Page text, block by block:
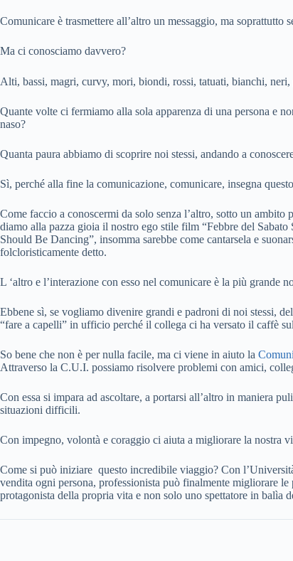
Comunicare è trasmettere all’altro un messaggio, ma soprattutto
Ma ci conosciamo davvero?
Alti, bassi, magri, curvy, mori, biondi, rossi, tatuati, bianchi,
Quante volte ci fermiamo alla sola apparenza di una persona e
naso?
Quanta paura abbiamo di scoprire noi stessi, andando a
Sì, perché alla fine la comunicazione, comunicare, insegna
Come faccio a conoscermi da solo senza l’altro, sotto un ambito
diamo alla pazza gioia il nostro ego stile film “Febbre del Sabato
Should Be Dancing”, insomma sarebbe come cantarsela e
folcloristicamente detto.
L ‘altro e l’interazione con esso nel comunicare è la più grande
Ebbene sì, se vogliamo divenire grandi e padroni di noi stessi,
“fare a capelli” in ufficio perché il collega ci ha versato il caffè
So bene che non è per nulla facile, ma ci viene in aiuto la
Attraverso la C.U.I. possiamo risolvere problemi con amici,
Con essa si impara ad ascoltare, a portarsi all’altro in maniera
situazioni difficili.
Con impegno, volontà e coraggio ci aiuta a migliorare la nostra
Come si può iniziare questo incredibile viaggio? Con
vendita ogni persona, professionista può finalmente migliorare
protagonista della propria vita e non solo uno spettatore in balìa